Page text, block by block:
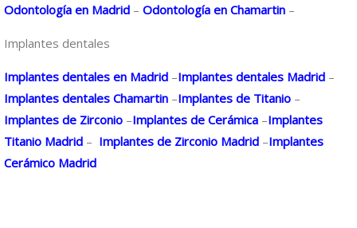
Odontología en Madrid – Odontología en Chamartin –
Implantes dentales
Implantes dentales en Madrid –Implantes dentales Madrid –
Implantes dentales Chamartin –Implantes de Titanio –
Implantes de Zirconio –Implantes de Cerámica –Implantes
Titanio Madrid – Implantes de Zirconio Madrid –Implantes
Cerámico Madrid